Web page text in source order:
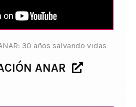
30 años salvando vidas
ANAR